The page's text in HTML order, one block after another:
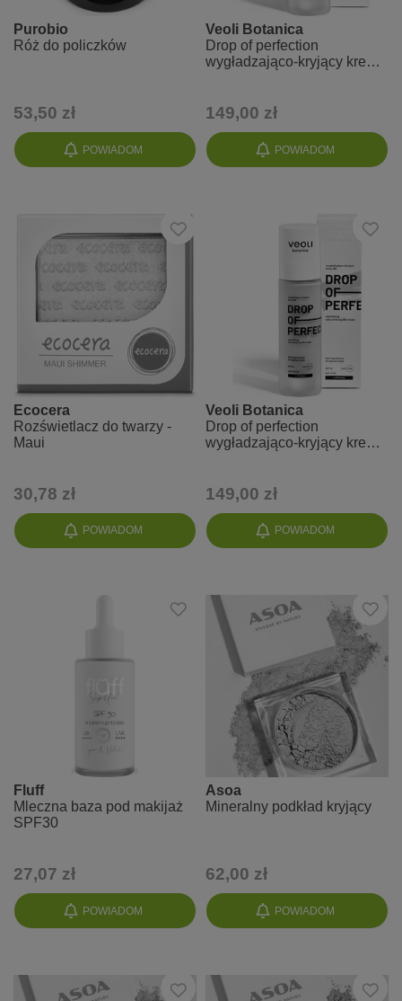
POWIADOM
Purobio
Róż do policzków
53,50 zł
POWIADOM
Veoli Botanica
Drop of perfection
wygładzająco-kryjący krem
149,00 zł
POWIADOM
Ecocera
Rozświetlacz do twarzy -
Maui
30,78 zł
POWIADOM
Veoli Botanica
Drop of perfection
wygładzająco-kryjący krem
149,00 zł
POWIADOM
Fluff
Mleczna baza pod makijaż
SPF30
27,07 zł
POWIADOM
Asoa
Mineralny podkład kryjący
62,00 zł